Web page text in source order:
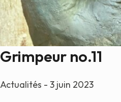
Grimpeur no.11
Actualités - 3 juin 2023